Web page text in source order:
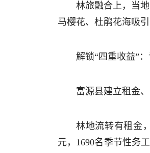
林旅融合上，当
马樱花、杜鹃花海吸
解锁“四重收益”
富源县建立租金
林地流转有租金
元，1690名季节性务